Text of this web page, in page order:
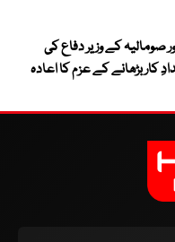
صومالیہ کے وزیر دفاع کی
کار بڑھانے کے عزم کا اعادہ